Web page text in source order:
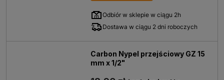
Odbiór w sklepie w ciągu 2h
Dostawa w ciągu 2 dni roboczych
Carbon Nypel przejściowy GZ 15
mm x 1/2"